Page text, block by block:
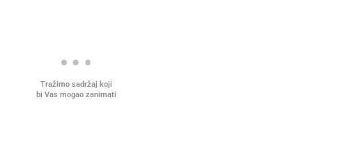
Tražimo sadržaj koji
bi Vas mogao zanimati